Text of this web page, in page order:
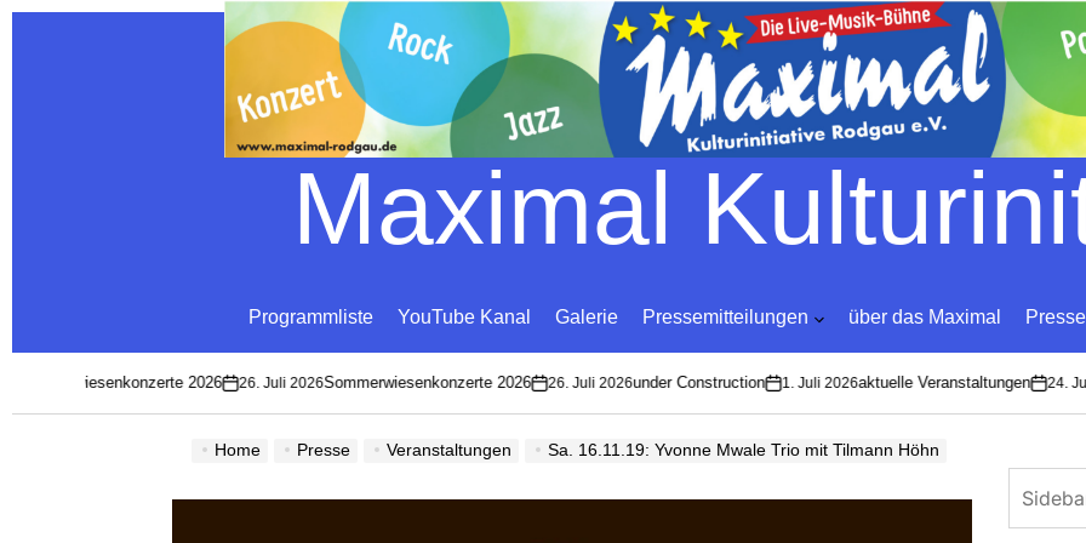
Skip
to
content
Maximal
Programmliste YouTube Kanal Galerie Pressemitteilungen über das Maximal
2026on
26. Juli 2026Sommerwiesenkonzerte 2026on
26. Juli 2026under Constructionon
1. Juli 2026aktuelle Veranstaltungenon
24. Juni
Home Presse Veranstaltungen Sa. 16.11.19: Yvonne Mwale Trio mit Tilmann Höhn